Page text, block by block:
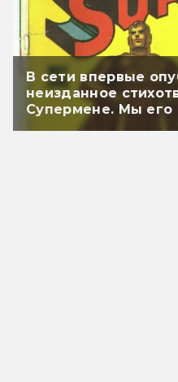
В сети впервые
неизданное
Супермене. Мы его